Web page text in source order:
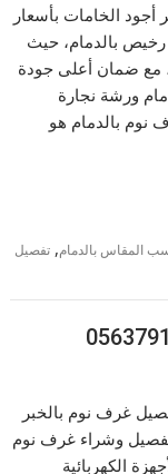
أجود الخامات بأسعار
بالدمام، حيث
مع ضمان أعلى جودة
ورشة نجارة
نوم بالدمام هو
المقاس بالدمام,تفصيل
غرف نوم بالخبر
وشراء غرف نوم
الكهربائية